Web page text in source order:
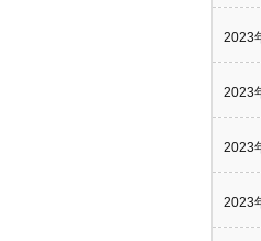
2023
2023
2023
2023